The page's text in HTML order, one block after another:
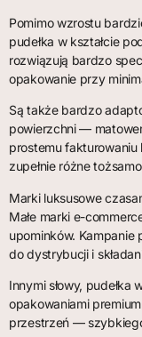
Pomimo wzrostu
pudełka w kształcie
rozwiązują bardzo
opakowanie przy
Są także bardzo
powierzchni —
prostemu
zupełnie różne
Marki luksusowe
Małe marki e-
upominków. Kampanie
do dystrybucji i
Innymi słowy, pudełka
opakowaniami
przestrzeń —